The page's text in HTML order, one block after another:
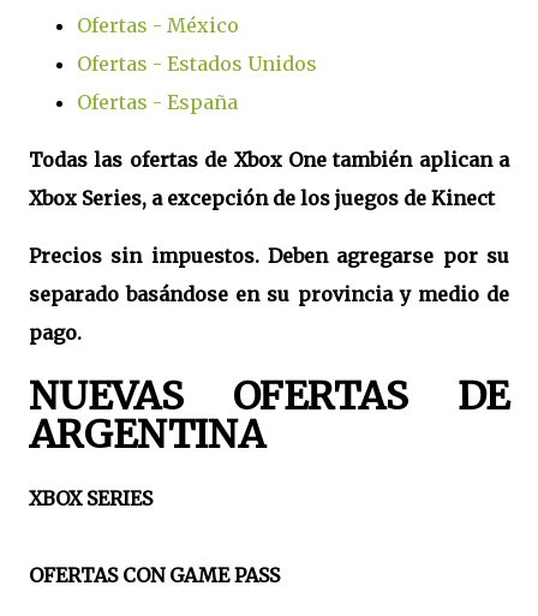
Ofertas - México
Ofertas - Estados Unidos
Ofertas - España
Todas las ofertas de Xbox One también aplican a
Xbox Series, a excepción de los juegos de Kinect
Precios sin impuestos. Deben agregarse por su
separado basándose en su provincia y medio de
pago.
NUEVAS OFERTAS DE
ARGENTINA
XBOX SERIES
OFERTAS CON GAME PASS